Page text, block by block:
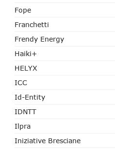
Fope
Franchetti
Frendy Energy
Haiki+
HELYX
ICC
Id-Entity
IDNTT
Ilpra
Iniziative Bresciane